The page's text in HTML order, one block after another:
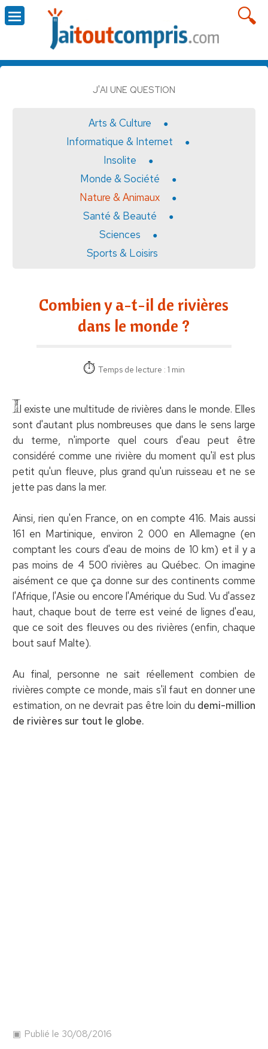
J'AI UNE QUESTION
Arts & Culture
Informatique & Internet
Insolite
Monde & Société
Nature & Animaux
Santé & Beauté
Sciences
Sports & Loisirs
Combien y a-t-il de rivières
dans le monde ?
Temps de lecture : 1 min
Il existe une multitude de rivières dans le monde. Elles
sont d'autant plus nombreuses que dans le sens large
du terme, n'importe quel cours d'eau peut être
considéré comme une rivière du moment qu'il est plus
petit qu'un fleuve, plus grand qu'un ruisseau et ne se
jette pas dans la mer.
Ainsi, rien qu'en France, on en compte 416. Mais aussi
161 en Martinique, environ 2 000 en Allemagne (en
comptant les cours d'eau de moins de 10 km) et il y a
pas moins de 4 500 rivières au Québec. On imagine
aisément ce que ça donne sur des continents comme
l'Afrique, l'Asie ou encore l'Amérique du Sud. Vu d'assez
haut, chaque bout de terre est veiné de lignes d'eau,
que ce soit des fleuves ou des rivières (enfin, chaque
bout sauf Malte).
Au final, personne ne sait réellement combien de
rivières compte ce monde, mais s'il faut en donner une
estimation, on ne devrait pas être loin du demi-million
de rivières sur tout le globe.
Publié le 30/08/2016